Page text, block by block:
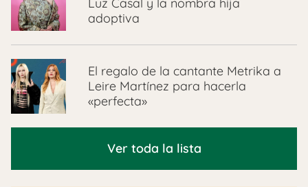
adoptiva
El regalo de la cantante Metrika a
Leire Martínez para hacerla
«perfecta»
Ver toda la lista